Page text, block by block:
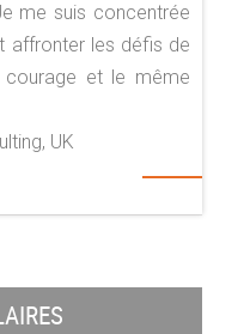
me suis concentrée
affronter les défis de
et le même
UK